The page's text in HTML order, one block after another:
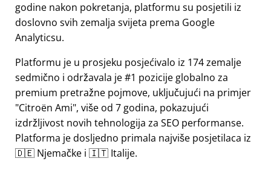
godine nakon pokretanja, platformu su posjetili iz
doslovno svih zemalja svijeta prema Google
Analyticsu.
Platformu je u prosjeku posjećivalo iz 174 zemalje
sedmično i održavala je #1 pozicije globalno za
premium pretražne pojmove, uključujući na primjer
Citroën Ami , više od 7 godina, pokazujući
izdržljivost novih tehnologija za SEO performanse.
Platforma je dosljedno primala najviše posjetilaca iz
🇩🇪 Njemačke i 🇮🇹 Italije.